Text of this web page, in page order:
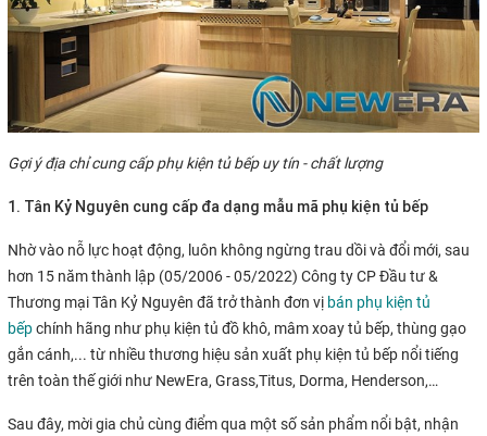
Gợi ý địa chỉ cung cấp phụ kiện tủ bếp uy tín - chất lượng
1. Tân Kỷ Nguyên cung cấp đa dạng mẫu mã phụ kiện tủ bếp
Nhờ vào nỗ lực hoạt động, luôn không ngừng trau dồi và đổi mới, sau
hơn 15 năm thành lập (05/2006 - 05/2022) Công ty CP Đầu tư &
Thương mại Tân Kỷ Nguyên đã trở thành đơn vị bán phụ kiện tủ
bếpchính hãng như phụ kiện tủ đồ khô, mâm xoay tủ bếp, thùng gạo
gắn cánh,... từ nhiều thương hiệu sản xuất phụ kiện tủ bếp nổi tiếng
trên toàn thế giới như NewEra, Grass,Titus, Dorma, Henderson,…
Sau đây, mời gia chủ cùng điểm qua một số sản phẩm nổi bật, nhận